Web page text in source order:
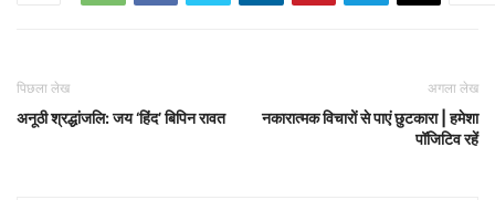
पिछला लेख
अनूठी श्रद्धांजलि: जय ‘हिंद’ बिपिन रावत
अगला लेख
नकारात्मक विचारों से पाएं छुटकारा | हमेशा
पॉजिटिव रहें